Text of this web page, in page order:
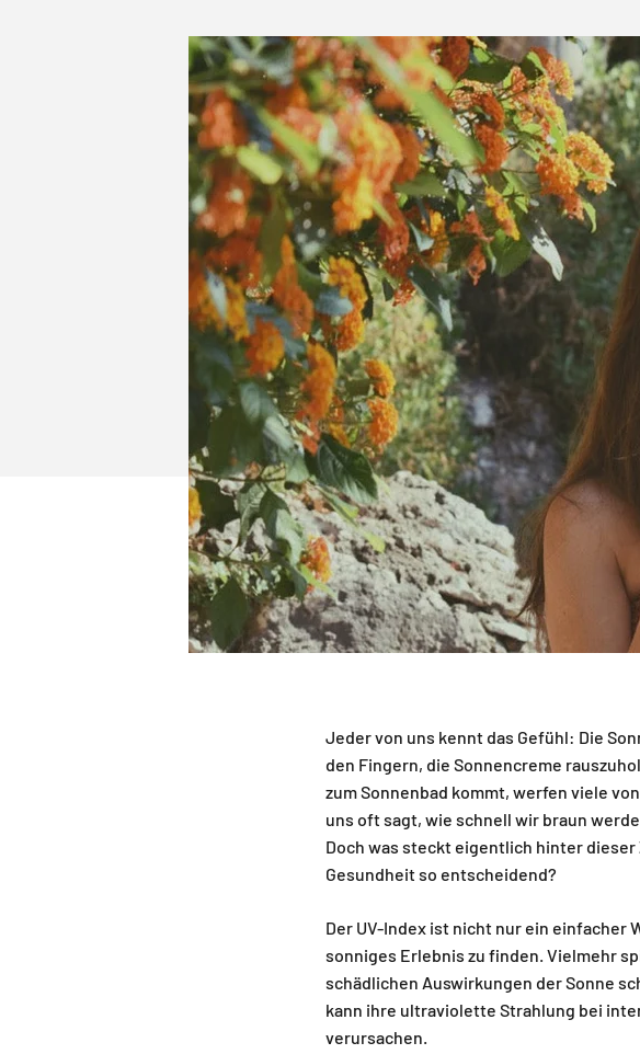
Jeder von uns kennt das Gefühl: Die
den Fingern, die Sonnencreme
zum Sonnenbad kommt, werfen viele
uns oft sagt, wie schnell wir braun
Doch was steckt eigentlich hinter dieser
Gesundheit so entscheidend?
Der UV-Index ist nicht nur ein einfacher
sonniges Erlebnis zu finden. Vielmehr
schädlichen Auswirkungen der Sonne
kann ihre ultraviolette Strahlung bei
verursachen.